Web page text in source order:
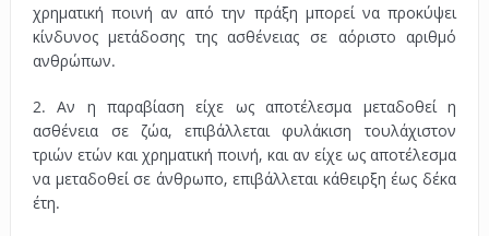
χρηματική ποινή αν από την πράξη μπορεί να προκύψει
κίνδυνος μετάδοσης της ασθένειας σε αόριστο αριθμό
ανθρώπων.
2. Αν η παραβίαση είχε ως αποτέλεσμα μεταδοθεί η
ασθένεια σε ζώα, επιβάλλεται φυλάκιση τουλάχιστον
τριών ετών και χρηματική ποινή, και αν είχε ως αποτέλεσμα
να μεταδοθεί σε άνθρωπο, επιβάλλεται κάθειρξη έως δέκα
έτη.